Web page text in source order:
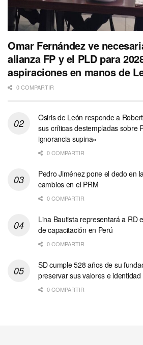
Omar Fernández ve
alianza FP y el PLD para
aspiraciones en manos de
0 COMPARTIR
Osiris de León responde a
sus críticas destempladas sobre
ignorancia supina»
0 COMPARTIR
Pedro Jiménez pone el dedo en
cambios en el PRM
0 COMPARTIR
Lina Bautista representará a RD
de capacitación en Perú
0 COMPARTIR
SD cumple 528 años de su
preservar sus valores e identidad
0 COMPARTIR